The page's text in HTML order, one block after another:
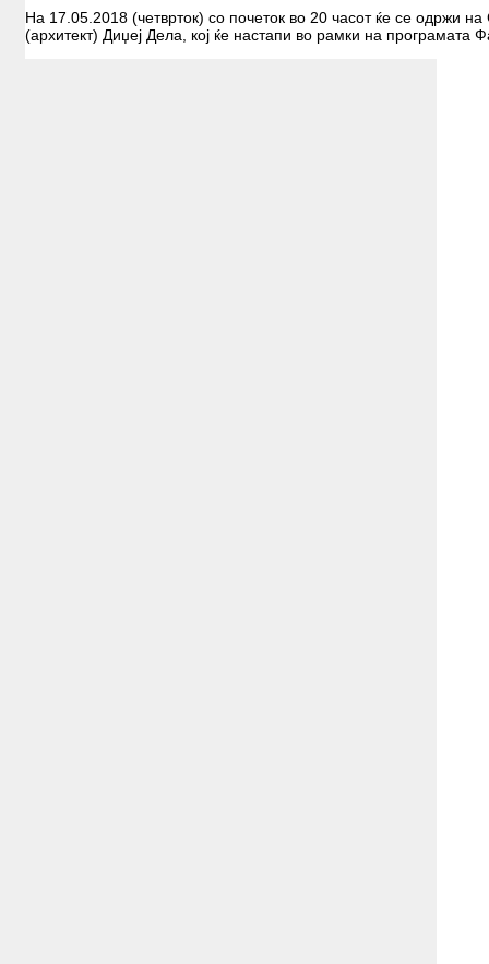
На 17.05.2018 (четврток) со почеток во 20 часот ќе се одржи на
(архитект) Диџеј Дела, кој ќе настапи во рамки на програмата